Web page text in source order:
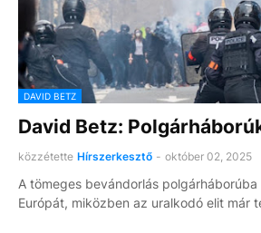
DAVID BETZ
David Betz:
közzétette Hírszerkesztő - október 02, 2025
A tömeges bevándorlás
Európát, miközben az uralkodó elit már